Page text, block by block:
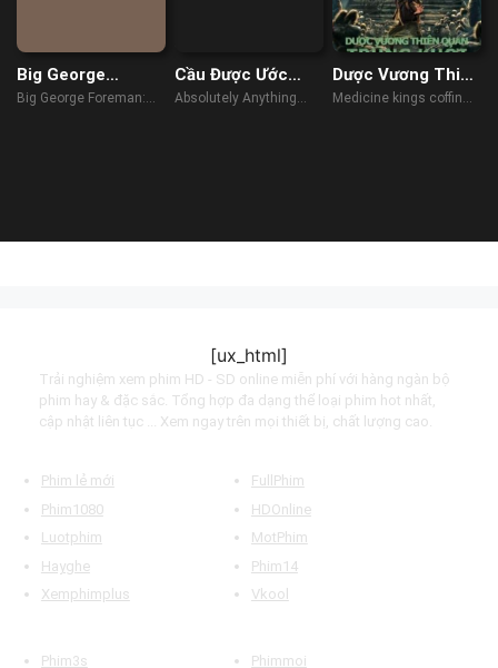
Big George
Foreman: Câu
Big George Foreman:
Cầu Được Ước
Thấy
Absolutely Anything
Dược Vương Thiên
Quan: Trùng Khởi
Medicine kings coffin